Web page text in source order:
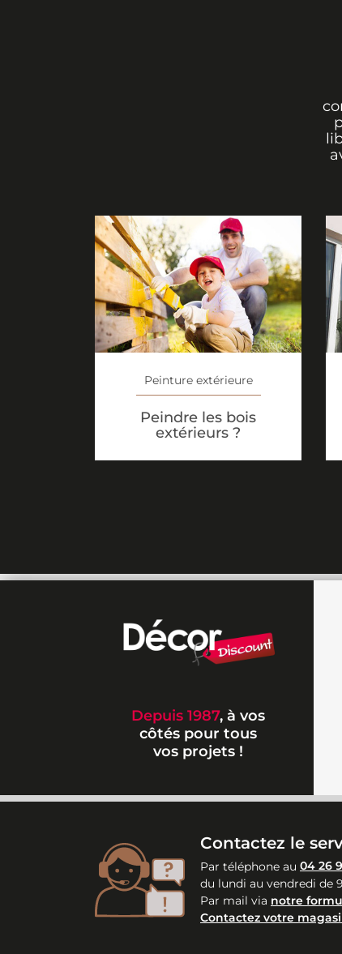
Peinture extérieure
Peindre les bois
extérieurs ?
Depuis 1987, à vos
côtés pour tous
vos projets !
Contactez le
Par téléphone au 04 26
du lundi au vendredi de
Par mail via notre
Contactez votre